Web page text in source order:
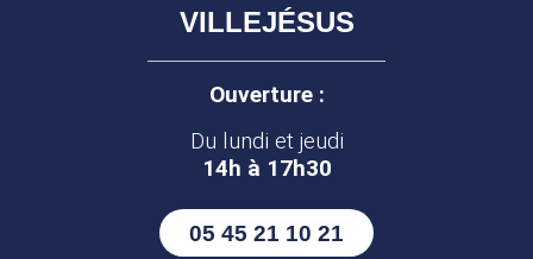
VILLEJÉSUS
Ouverture :
Du lundi et jeudi
14h à 17h30
05 45 21 10 21